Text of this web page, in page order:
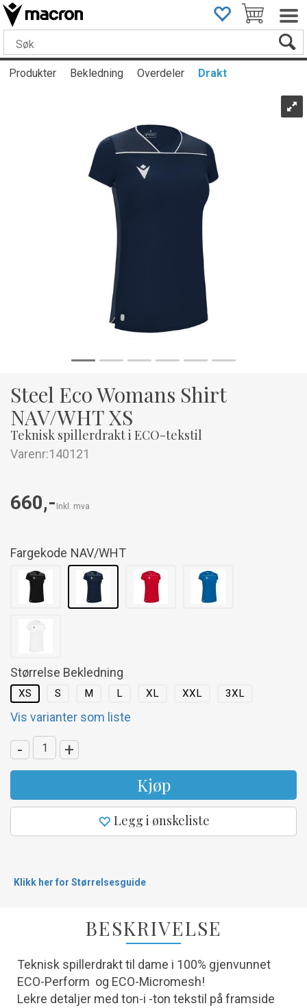
Produkter Bekledning Overdeler Drakt
Steel Eco Womans Shirt
NAV/WHT XS
Teknisk spillerdrakt i ECO-tekstil
Varenr:140121
660,- Inkl. mva
Fargekode NAV/WHT
Størrelse Bekledning
XS S M L XL XXL 3XL
Vis varianter som liste
- +
Kjøp
Legg i ønskeliste
Klikk her for Størrelsesguide
BESKRIVELSE
Teknisk spillerdrakt til dame i 100% gjenvunnet
ECO-Perform og ECO-Micromesh!
Lekre detaljer med ton-i -ton tekstil på framside